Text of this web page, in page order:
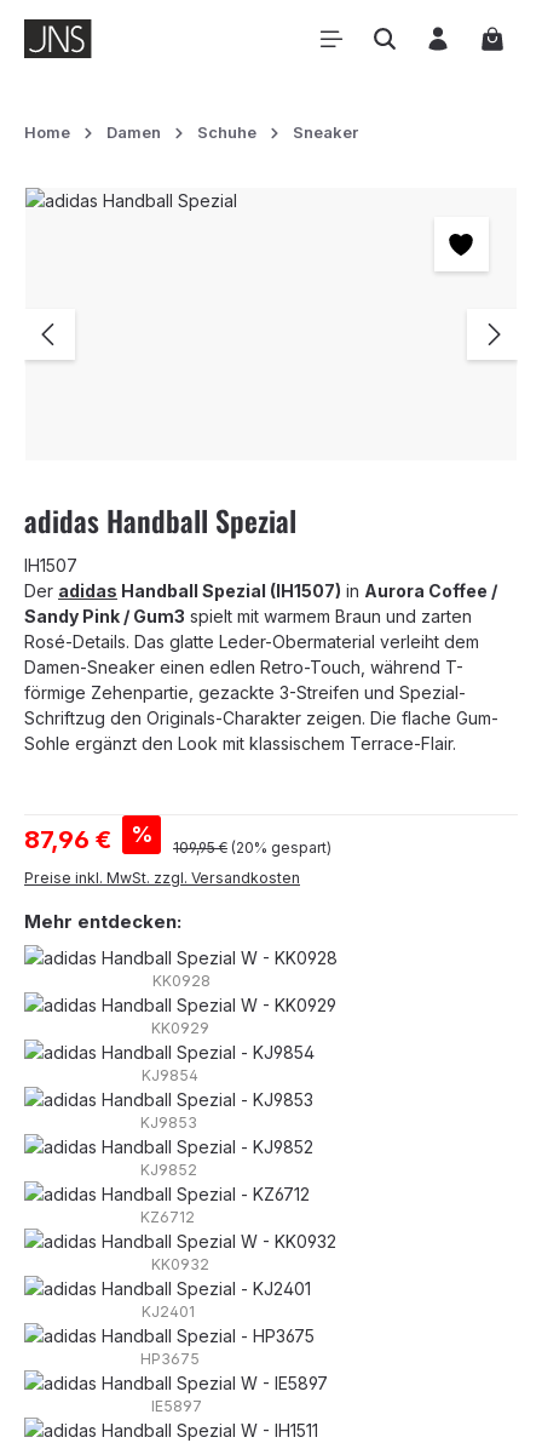
Zum Hauptinhalt springen
Home Damen Schuhe Sneaker
Bildergalerie überspringen
adidas Handball Spezial
IH1507
Der adidas Handball Spezial (IH1507) in Aurora Coffee /
Sandy Pink / Gum3 spielt mit warmem Braun und zarten
Rosé-Details. Das glatte Leder-Obermaterial verleiht dem
Damen-Sneaker einen edlen Retro-Touch, während T-
förmige Zehenpartie, gezackte 3-Streifen und Spezial-
Schriftzug den Originals-Charakter zeigen. Die flache Gum-
Sohle ergänzt den Look mit klassischem Terrace-Flair.
Verkaufspreis:
87,96 € % Regulärer Preis:
109,95 € (20% gespart)
Preise inkl. MwSt. zzgl. Versandkosten
Mehr entdecken:
KK0928
KK0929
KJ9854
KJ9853
KJ9852
KZ6712
KK0932
KJ2401
HP3675
IE5897